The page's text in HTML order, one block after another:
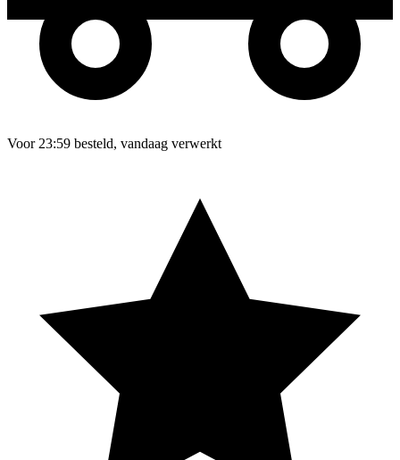
Voor 23:59 besteld, vandaag verwerkt